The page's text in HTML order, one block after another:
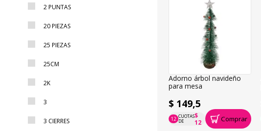
Adorno árbol navideño
para mesa
$ 149,5
12 CUOTAS
DE
$
12
P.T.F. $ 150 Comprar
2 PUNTAS
20 PIEZAS
25 PIEZAS
25CM
2K
3
3 CIERRES